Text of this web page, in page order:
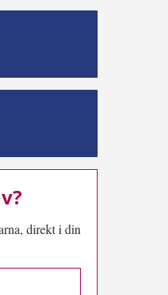
direkt i din